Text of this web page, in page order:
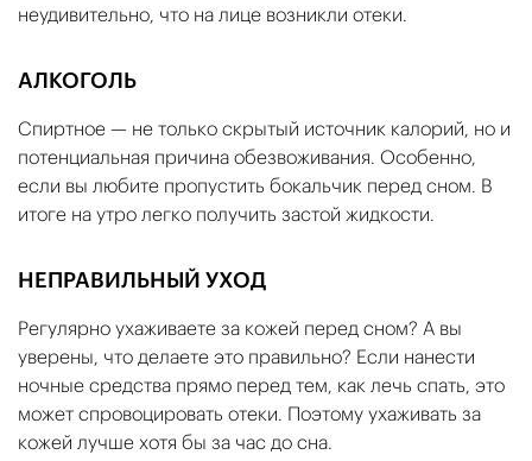
неудивительно, что на лице возникли отеки.
АЛКОГОЛЬ
Спиртное — не только скрытый источник калорий, но и
потенциальная причина обезвоживания. Особенно,
если вы любите пропустить бокальчик перед сном. В
итоге на утро легко получить застой жидкости.
НЕПРАВИЛЬНЫЙ УХОД
Регулярно ухаживаете за кожей перед сном? А вы
уверены, что делаете это правильно? Если нанести
ночные средства прямо перед тем, как лечь спать, это
может спровоцировать отеки. Поэтому ухаживать за
кожей лучше хотя бы за час до сна.